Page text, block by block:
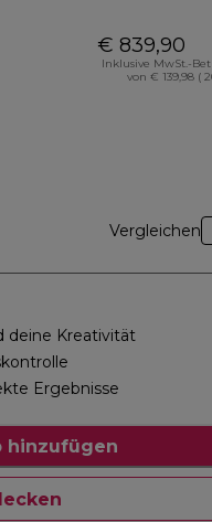
€ 839,90
Inklusive MwSt.-
von € 139,98 (
Vergleichen
deine Kreativität
Ergebnisse
hinzufügen